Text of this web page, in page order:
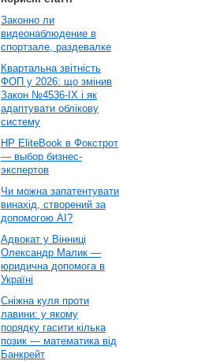
Законно ли
видеонаблюдение в
спортзале, раздевалке
Квартальна звітність
ФОП у 2026: що змінив
Закон №4536-IX і як
адаптувати облікову
систему
HP EliteBook в Фокстрот
— выбор бизнес-
экспертов
Чи можна запатентувати
винахід, створений за
допомогою AI?
Адвокат у Вінниці
Олександр Малик —
юридична допомога в
Україні
Сніжна куля проти
лавини: у якому
порядку гасити кілька
позик — математика від
Банкрейт